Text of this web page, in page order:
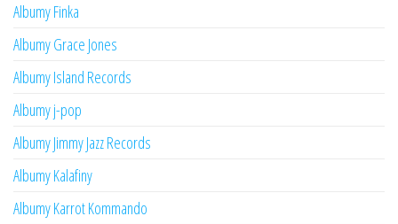
Albumy Finka
Albumy Grace Jones
Albumy Island Records
Albumy j-pop
Albumy Jimmy Jazz Records
Albumy Kalafiny
Albumy Karrot Kommando